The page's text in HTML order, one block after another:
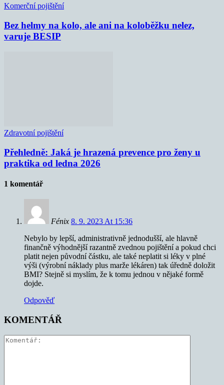
Komerční pojištění
Bez helmy na kolo, ale ani na koloběžku nelez,
varuje BESIP
Zdravotní pojištění
Přehledně: Jaká je hrazená prevence pro ženy u
praktika od ledna 2026
1 komentář
Fénix 8. 9. 2023 At 15:36
Nebylo by lepší, administrativně jednodušší, ale hlavně
finančně výhodnější razantně zvednou pojištění a pokud chci
platit nejen původní částku, ale také neplatit si léky v plné
výši (výrobní náklady plus marže lékáren) tak úředně doložit
BMI? Stejně si myslím, že k tomu jednou v nějaké formě
dojde.
Odpověď
KOMENTÁŘ